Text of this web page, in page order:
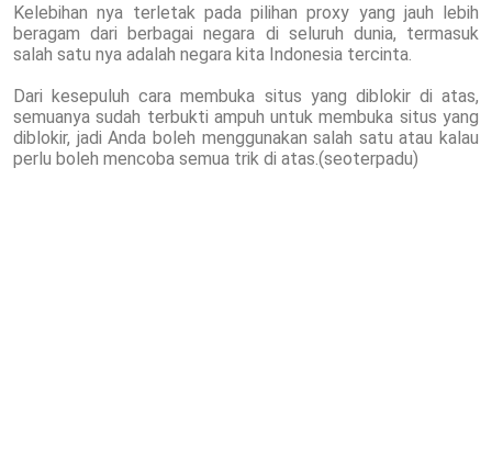
Kelebihan nya terletak pada pilihan proxy yang jauh lebih
beragam dari berbagai negara di seluruh dunia, termasuk
salah satu nya adalah negara kita Indonesia tercinta.
Dari kesepuluh cara membuka situs yang diblokir di atas,
semuanya sudah terbukti ampuh untuk membuka situs yang
diblokir, jadi Anda boleh menggunakan salah satu atau kalau
perlu boleh mencoba semua trik di atas.(seoterpadu)